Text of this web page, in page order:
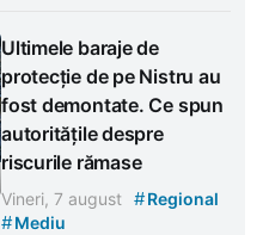
Ultimele baraje de
protecție de pe Nistru au
fost demontate. Ce spun
autoritățile despre
riscurile rămase
Vineri, 7 august #Regional
#Mediu